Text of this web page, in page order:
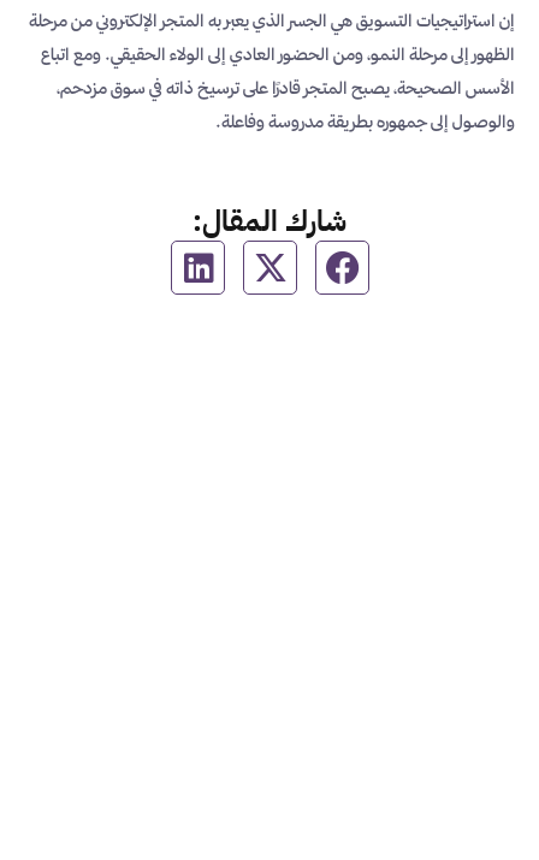
إن استراتيجيات التسويق هي الجسر الذي يعبر به المتجر الإلكتروني من مرحلة
الظهور إلى مرحلة النمو، ومن الحضور العادي إلى الولاء الحقيقي. ومع اتباع
الأسس الصحيحة، يصبح المتجر قادرًا على ترسيخ ذاته في سوق مزدحم،
والوصول إلى جمهوره بطريقة مدروسة وفاعلة.
شارك المقال: